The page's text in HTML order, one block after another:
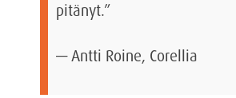
pitänyt.”
— Antti Roine, Corellia